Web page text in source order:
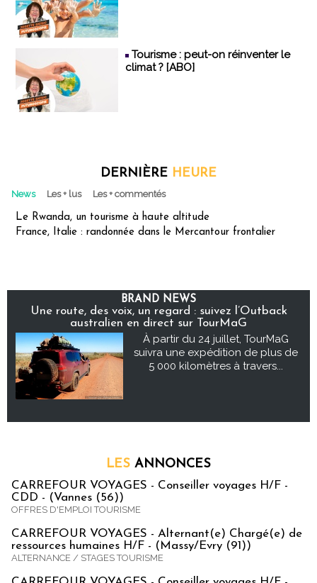
Tourisme : peut-on réinventer le
climat ? [ABO]
DERNIÈRE HEURE
News Les + lus Les + commentés
Le Rwanda, un tourisme à haute altitude
France, Italie : randonnée dans le Mercantour frontalier
BRAND NEWS
Une route, des voix, un regard : suivez l’Outback
australien en direct sur TourMaG
À partir du 24 juillet, TourMaG
suivra une expédition de plus de
5 000 kilomètres à travers...
LES ANNONCES
CARREFOUR VOYAGES - Conseiller voyages H/F -
CDD - (Vannes (56))
OFFRES D'EMPLOI TOURISME
CARREFOUR VOYAGES - Alternant(e) Chargé(e) de
ressources humaines H/F - (Massy/Evry (91))
ALTERNANCE / STAGES TOURISME